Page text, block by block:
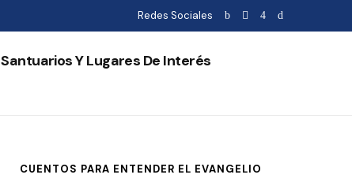
Redes Sociales
Santuarios Y Lugares De Interés
CUENTOS PARA ENTENDER EL EVANGELIO